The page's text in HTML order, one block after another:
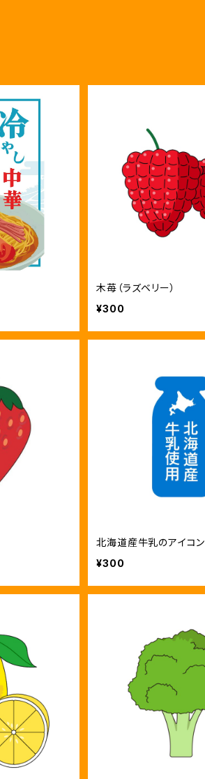
木苺（ラズベリー）
¥300
北海道産牛乳のアイコン
¥300